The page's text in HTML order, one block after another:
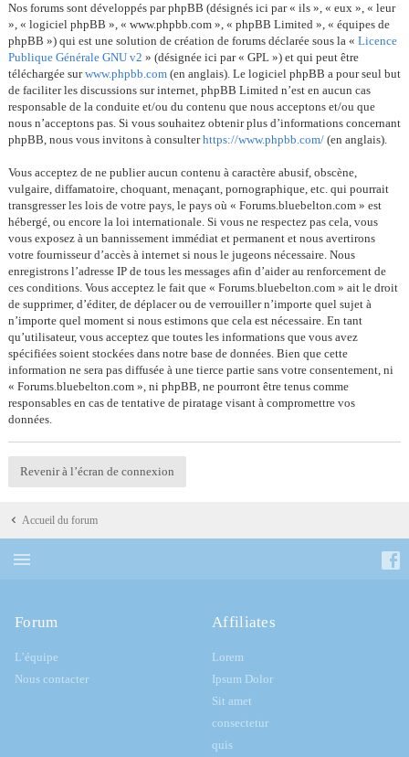
Nos forums sont développés par phpBB (désignés ici par « ils », « eux », « leur
», « logiciel phpBB », « www.phpbb.com », « phpBB Limited », « équipes de
phpBB ») qui est une solution de création de forums déclarée sous la « Licence
Publique Générale GNU v2 » (désignée ici par « GPL ») et qui peut être
téléchargée surwww.phpbb.com (en anglais). Le logiciel phpBB a pour seul but
de faciliter les discussions sur internet, phpBB Limited n’est en aucun cas
responsable de la conduite et/ou du contenu que nous acceptons et/ou que
nous n’acceptons pas. Si vous souhaitez obtenir plus d’informations concernant
phpBB, nous vous invitons à consulterhttps://www.phpbb.com/ (en anglais).
Vous acceptez de ne publier aucun contenu à caractère abusif, obscène,
vulgaire, diffamatoire, choquant, menaçant, pornographique, etc. qui pourrait
transgresser les lois de votre pays, le pays où « Forums.bluebelton.com » est
hébergé, ou encore la loi internationale. Si vous ne respectez pas cela, vous
vous exposez à un bannissement immédiat et permanent et nous avertirons
votre fournisseur d’accès à internet si nous le jugeons nécessaire. Nous
enregistrons l’adresse IP de tous les messages afin d’aider au renforcement de
ces conditions. Vous acceptez le fait que « Forums.bluebelton.com » ait le droit
de supprimer, d’éditer, de déplacer ou de verrouiller n’importe quel sujet à
n’importe quel moment si nous estimons que cela est nécessaire. En tant
qu’utilisateur, vous acceptez que toutes les informations que vous avez
spécifiées soient stockées dans notre base de données. Bien que cette
information ne sera pas diffusée à une tierce partie sans votre consentement, ni
« Forums.bluebelton.com », ni phpBB, ne pourront être tenus comme
responsables en cas de tentative de piratage visant à compromettre vos
données.
Revenir à l’écran de connexion
Accueil du forum
Forum
L’équipe
Nous contacter
Affiliates
Lorem
Ipsum Dolor
Sit amet
consectetur
quis